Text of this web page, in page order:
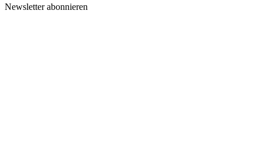
Newsletter abonnieren